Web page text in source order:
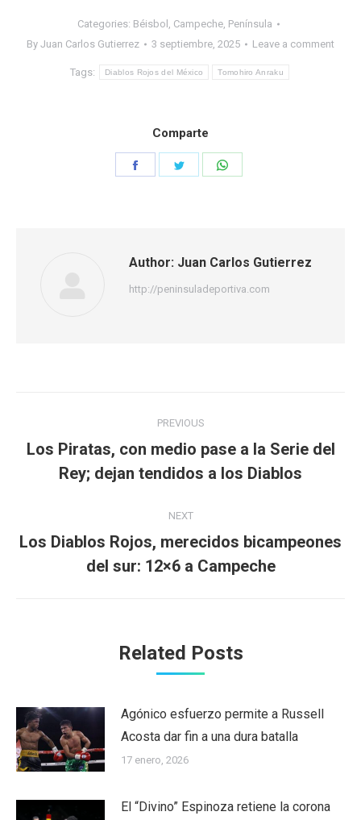
Categories: Béisbol , Campeche, Península
By Juan Carlos Gutierrez 3 septiembre, 2025 Leave a comment
Tags: Diablos Rojos del México Tomohiro Anraku
Comparte
Share
Author: Juan Carlos Gutierrez
http://peninsuladeportiva.com
navigation
PREVIOUS
Previous
post:
Los Piratas, con medio pase a la Serie del
Rey; dejan tendidos a los Diablos
NEXT
Next
post:
Los Diablos Rojos, merecidos bicampeones
del sur: 12×6 a Campeche
Related Posts
Agónico esfuerzo permite a Russell
Acosta dar fin a una dura batalla
17 enero, 2026
El “Divino” Espinoza retiene la corona